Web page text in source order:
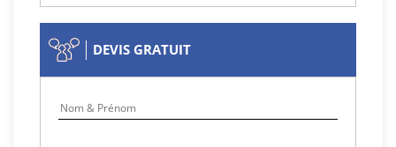
DEVIS GRATUIT